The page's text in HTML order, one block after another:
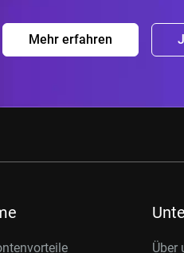
Mehr erfahren
Über